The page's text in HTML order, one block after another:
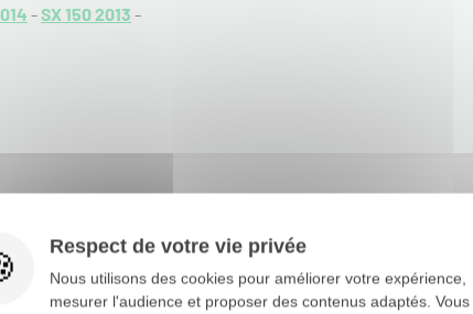
-SX 150 2013 -
Respect de votre vie privée
Nous utilisons des cookies pour améliorer votre expérience,
mesurer l'audience et proposer des contenus adaptés. Vous